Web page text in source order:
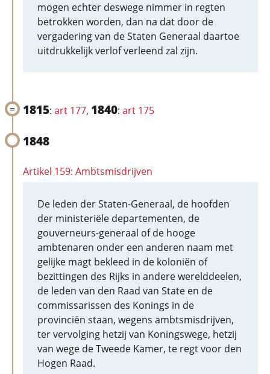
mogen echter deswege nimmer in regten
betrokken worden, dan na dat door de
vergadering van de Staten Generaal daartoe
uitdrukkelijk verlof verleend zal zijn.
1815: art 177, 1840: art 175
1848
Artikel 159: Ambtsmisdrijven
De leden der Staten-Generaal, de hoofden
der ministeriële departementen, de
gouverneurs-generaal of de hooge
ambtenaren onder een anderen naam met
gelijke magt bekleed in de koloniën of
bezittingen des Rijks in andere werelddeelen,
de leden van den Raad van State en de
commissarissen des Konings in de
provinciën staan, wegens ambtsmisdrijven,
ter vervolging hetzij van Koningswege, hetzij
van wege de Tweede Kamer, te regt voor den
Hogen Raad.